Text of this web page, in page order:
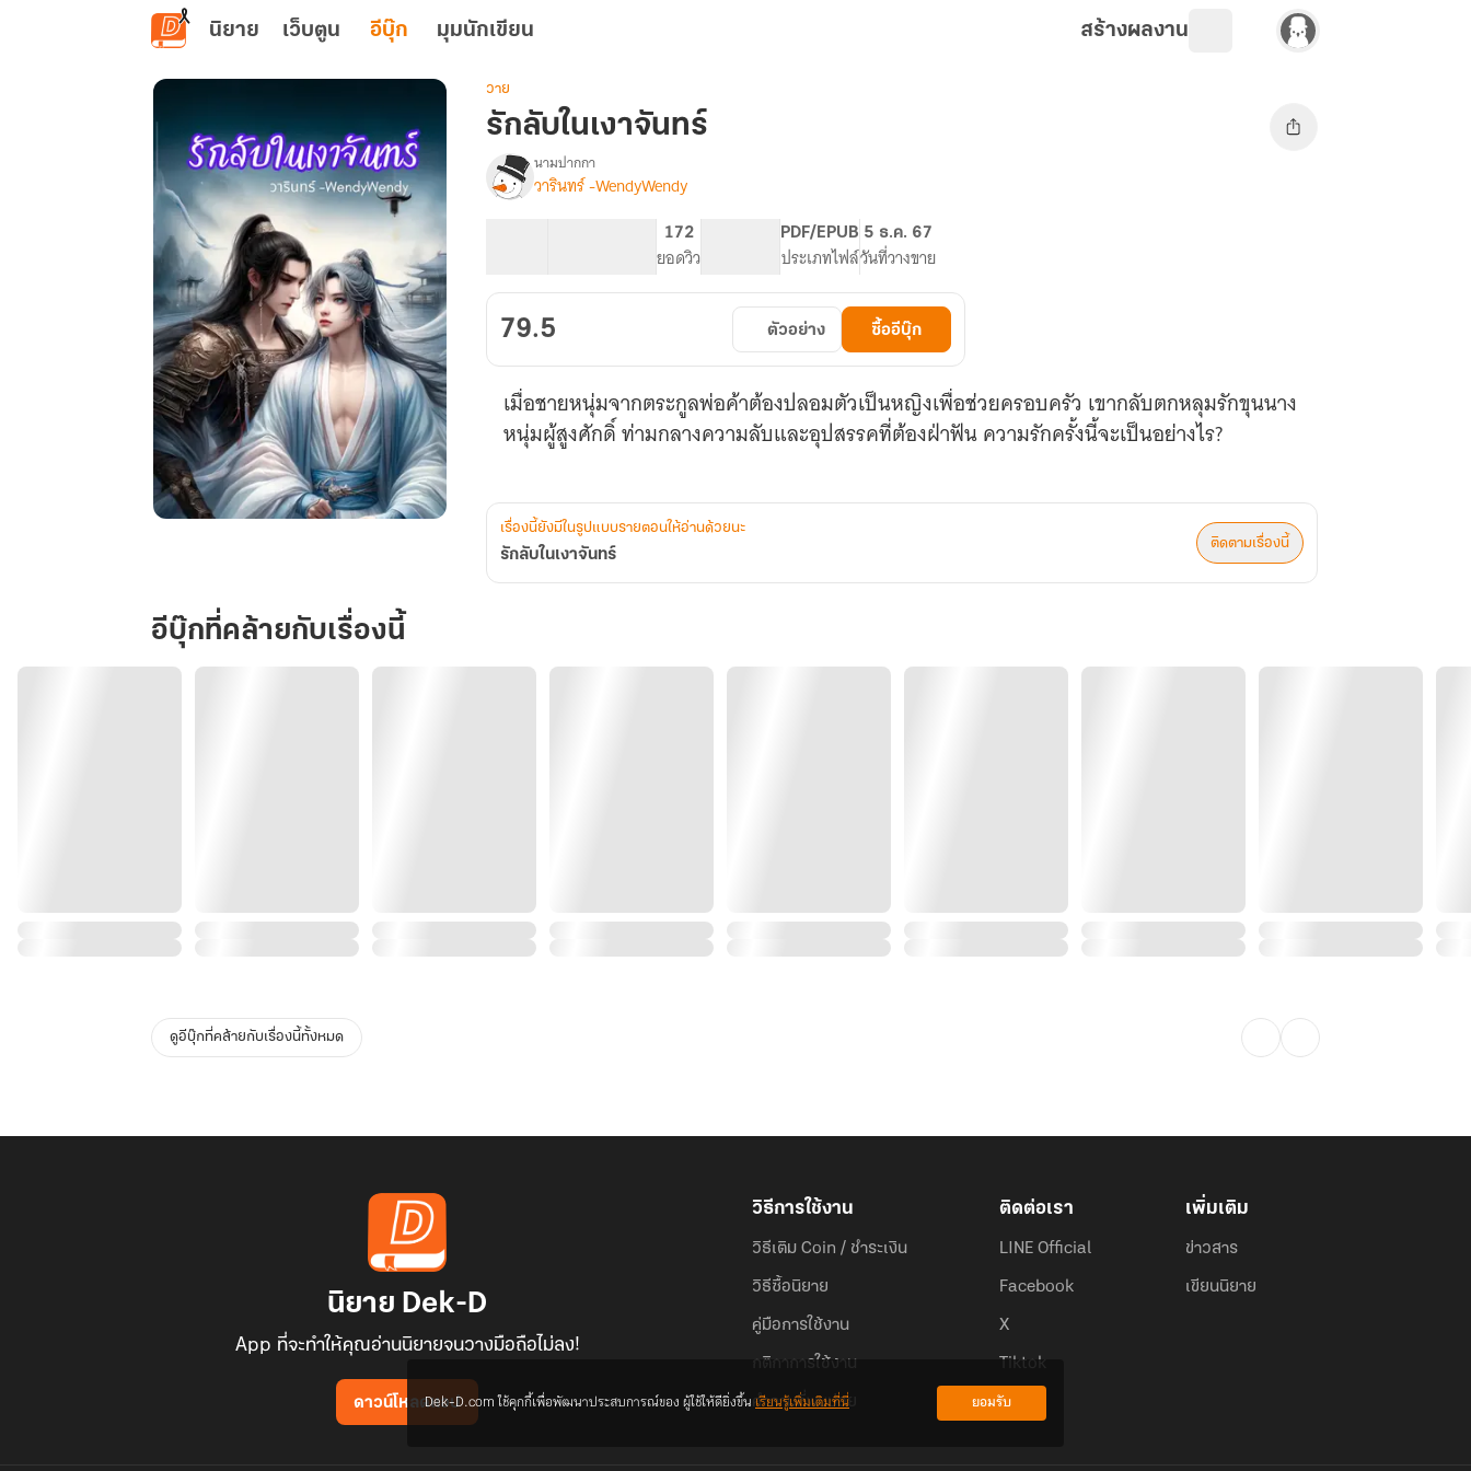
ข้ามไปยังเนื้อหาหลัก
นิยาย เว็บตูน อีบุ๊ก มุมนักเขียน สร้างผลงาน
เงา
จันทร์
วาย
รักลับในเงาจันทร์
เรื่อง
รัก
จันทร์
นามปากกา
วารินทร์ -WendyWendy
172
ยอดวิว
PDF/EPUB
ประเภทไฟล์
5 ธ.ค. 67
วันที่วางขาย
79.5 ตัวอย่าง ซื้ออีบุ๊ก
เมื่อชายหนุ่มจากตระกูลพ่อค้าต้องปลอมตัวเป็นหญิงเพื่อช่วยครอบครัว เขากลับตกหลุมรักขุนนาง
หนุ่มผู้สูงศักดิ์ ท่ามกลางความลับและอุปสรรคที่ต้องฝ่าฟัน ความรักครั้งนี้จะเป็นอย่างไร?
เรื่องนี้ยังมีในรูปแบบรายตอนให้อ่านด้วยนะ
รักลับในเงาจันทร์
ติดตามเรื่องนี้
อีบุ๊กที่คล้ายกับเรื่องนี้
ดูอีบุ๊กที่คล้ายกับเรื่องนี้ทั้งหมด
นิยาย Dek-D
App ที่จะทำให้คุณอ่านนิยายจนวางมือถือไม่ลง!
ดาวน์โหลดแอป
วิธีการใช้งาน
วิธีเติม Coin / ชำระเงิน
วิธีซื้อนิยาย
คู่มือการใช้งาน
กติกาการใช้งาน
คำถามที่พบบ่อย
ติดต่อเรา
LINE Official
Facebook
X
Tiktok
เพิ่มเติม
ข่าวสาร
เขียนนิยาย
Dek-D.com ใช้คุกกี้เพื่อพัฒนาประสบการณ์ของ ผู้ใช้ให้ดียิ่งขึ้นเรียนรู้เพิ่มเติมที่นี่ ยอมรับ